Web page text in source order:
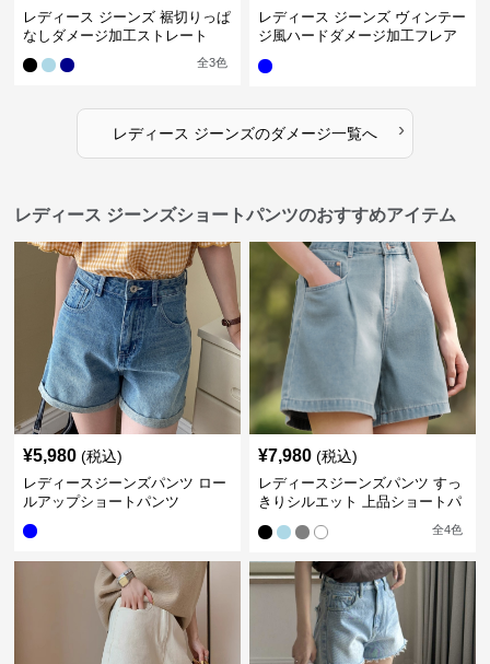
レディース ジーンズ 裾切りっぱ
なしダメージ加工ストレート
全3色
レディース ジーンズ ヴィンテー
ジ風ハードダメージ加工フレア
レディース ジーンズのダメージ一覧へ ›
レディース ジーンズショートパンツのおすすめアイテム
¥5,980 (税込)
レディースジーンズパンツ ロー
ルアップショートパンツ
¥7,980 (税込)
レディースジーンズパンツ すっ
きりシルエット 上品ショートパ
全4色